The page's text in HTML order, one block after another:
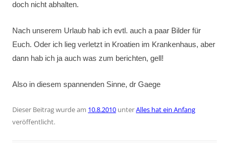
doch nicht abhalten.
Nach unserem Urlaub hab ich evtl. auch a paar Bilder für
Euch. Oder ich lieg verletzt in Kroatien im Krankenhaus, aber
dann hab ich ja auch was zum berichten, gell!
Also in diesem spannenden Sinne, dr Gaege
Dieser Beitrag wurde am 10.8.2010 unterAlles hat ein Anfang
veröffentlicht.